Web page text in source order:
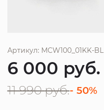
Артикул: MCW100_01KK-BL
6 000 руб.
11 990 руб.- 50%